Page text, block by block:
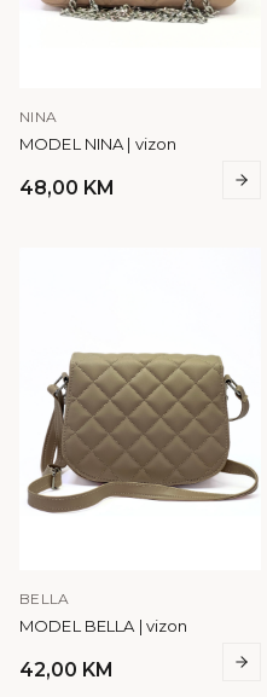
NINA
MODEL NINA | vizon
48,00 KM
BELLA
MODEL BELLA | vizon
42,00 KM